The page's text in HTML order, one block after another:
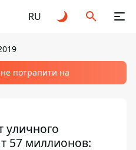
RU
потрапити на
уличного
57 миллионов: